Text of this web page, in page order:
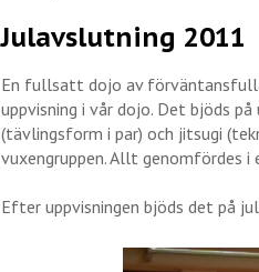
Julavslutning 2011
En fullsatt dojo av
uppvisning i vår dojo. Det bjöds
(tävlingsform i par) och jitsugi
vuxengruppen. Allt genomfördes
Efter uppvisningen bjöds det på